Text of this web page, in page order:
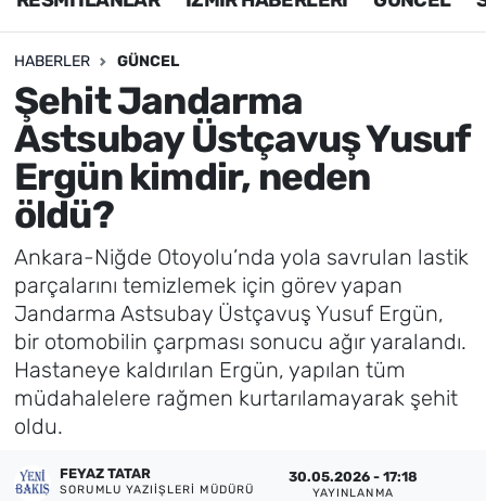
HABERLER GÜNCEL
Şehit Jandarma
Astsubay Üstçavuş Yusuf
Ergün kimdir, neden
öldü?
Ankara-Niğde Otoyolu’nda yola savrulan lastik
parçalarını temizlemek için görev yapan
Jandarma Astsubay Üstçavuş Yusuf Ergün,
bir otomobilin çarpması sonucu ağır yaralandı.
Hastaneye kaldırılan Ergün, yapılan tüm
müdahalelere rağmen kurtarılamayarak şehit
oldu.
FEYAZ TATAR
SORUMLU YAZIIŞLERI MÜDÜRÜ
30.05.2026 - 17:18
YAYINLANMA
Siyaset
Asayiş / Polis-Adliye
Spor
Magazin
Foto Galeri
Künye
İletişim